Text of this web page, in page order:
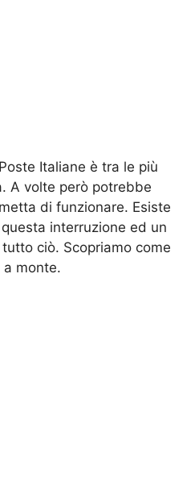
Italiane è tra le più
A volte però potrebbe
di funzionare. Esiste
interruzione ed un
ciò. Scopriamo come
monte.